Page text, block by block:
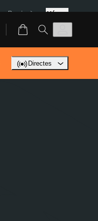
Perpinyà Més
Directes